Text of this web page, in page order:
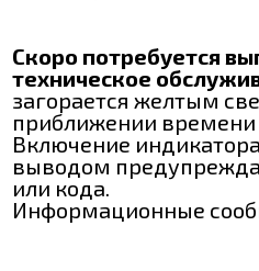
Скоро потребуется
техническое
загорается желтым
приближении
Включение
выводом
или кода.
Информационные